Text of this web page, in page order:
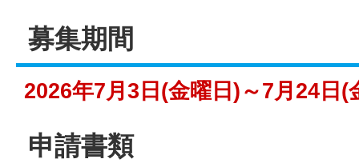
募集期間
2026年7月3日(金曜日)～7月24日(
申請書類